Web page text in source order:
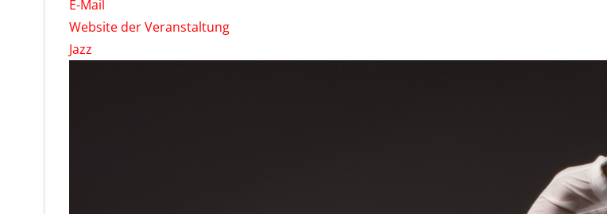
E-Mail
Website der Veranstaltung
Jazz